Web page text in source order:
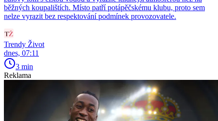
běžných koupalištích. Místo patří potápěčskému klubu, proto sem
nelze vyrazit bez respektování podmínek provozovatele.
Trendy Život
dnes, 07:11
3 min
Reklama